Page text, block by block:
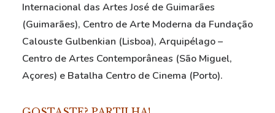
Internacional das Artes José de Guimarães
(Guimarães), Centro de Arte Moderna da Fundação
Calouste Gulbenkian (Lisboa), Arquipélago –
Centro de Artes Contemporâneas (São Miguel,
Açores) e Batalha Centro de Cinema (Porto).